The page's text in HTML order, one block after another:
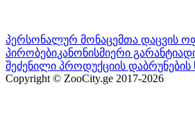
პერსონალურ მონაცემთა დაცვის
პირობებიკანონისმიერი გარანტია
შეძენილი პროდუქციის დაბრუნების
Copyright © ZooCity.ge 2017-2026